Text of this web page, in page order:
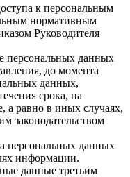
к персональным
нормативным
Руководителя
персональных данных
до момента
данных,
срока, на
а равно в иных случаях,
законодательством
персональных данных
информации.
данные третьим